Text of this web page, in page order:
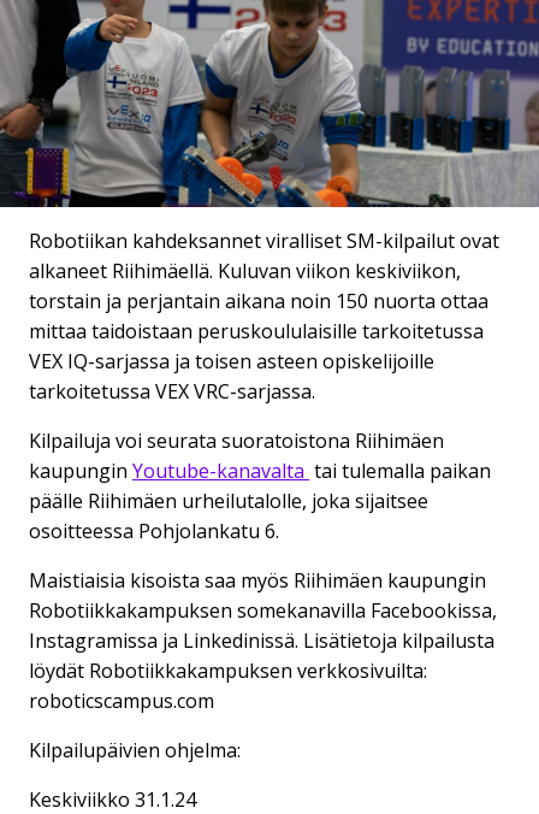
Robotiikan kahdeksannet viralliset SM-kilpailut ovat
alkaneet Riihimäellä. Kuluvan viikon keskiviikon,
torstain ja perjantain aikana noin 150 nuorta ottaa
mittaa taidoistaan peruskoululaisille tarkoitetussa
VEX IQ-sarjassa ja toisen asteen opiskelijoille
tarkoitetussa VEX VRC-sarjassa.
Kilpailuja voi seurata suoratoistona Riihimäen
kaupungin Youtube-kanavalta tai tulemalla paikan
päälle Riihimäen urheilutalolle, joka sijaitsee
osoitteessa Pohjolankatu 6.
Maistiaisia kisoista saa myös Riihimäen kaupungin
Robotiikkakampuksen somekanavilla Facebookissa,
Instagramissa ja Linkedinissä. Lisätietoja kilpailusta
löydät Robotiikkakampuksen verkkosivuilta:
roboticscampus.com
Kilpailupäivien ohjelma:
Keskiviikko 31.1.24